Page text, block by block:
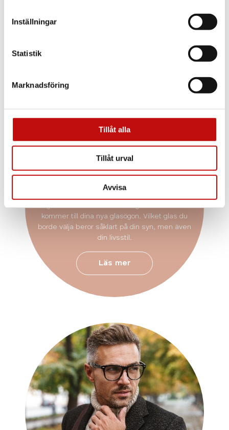
Inställningar
Statistik
Marknadsföring
Tillåt alla
Tillåt urval
Avvisa
Vilket glas är rätt
för just dig?
Enkelslipade, progressiva eller färgskiftande
kommer till dina nya glasögon. Vilket glas du
borde välja beror såklart på din syn, men även
din livsstil.
Läs mer